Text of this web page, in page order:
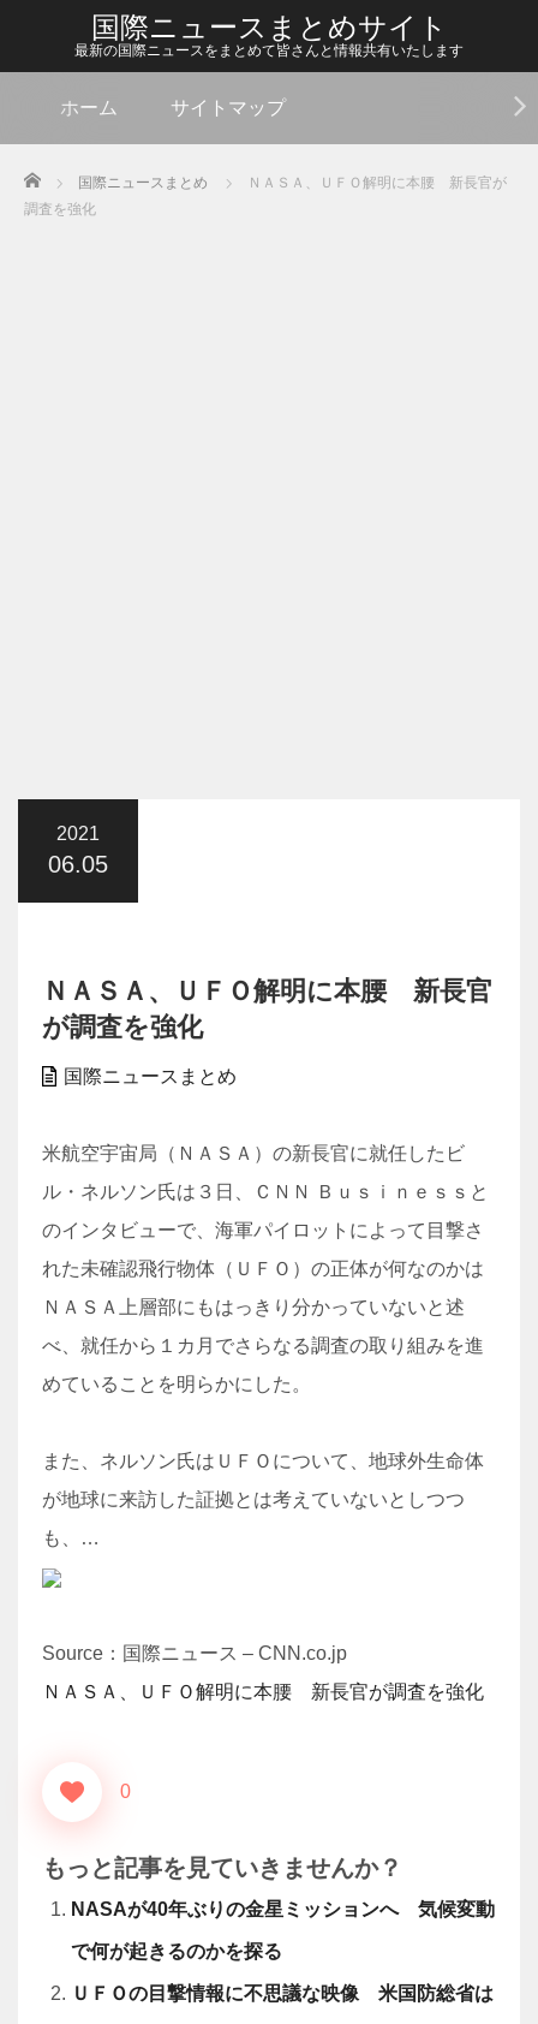
国際ニュースまとめサイト
最新の国際ニュースをまとめて皆さんと情報共有いたします
ホーム サイトマップ
Home 国際ニュースまとめ
ＮＡＳＡ、ＵＦＯ解明に本腰 新長官が
調査を強化
2021
06.05
ＮＡＳＡ、ＵＦＯ解明に本腰 新長官
が調査を強化
国際ニュースまとめ
米航空宇宙局（ＮＡＳＡ）の新長官に就任したビ
ル・ネルソン氏は３日、ＣＮＮ Ｂｕｓｉｎｅｓｓと
のインタビューで、海軍パイロットによって目撃さ
れた未確認飛行物体（ＵＦＯ）の正体が何なのかは
ＮＡＳＡ上層部にもはっきり分かっていないと述
べ、就任から１カ月でさらなる調査の取り組みを進
めていることを明らかにした。
また、ネルソン氏はＵＦＯについて、地球外生命体
が地球に来訪した証拠とは考えていないとしつつ
も、…
Source：国際ニュース – CNN.co.jp
ＮＡＳＡ、ＵＦＯ解明に本腰 新長官が調査を強化
0
もっと記事を見ていきませんか？
NASAが40年ぶりの金星ミッションへ 気候変動
で何が起きるのかを探る
ＵＦＯの目撃情報に不思議な映像 米国防総省は